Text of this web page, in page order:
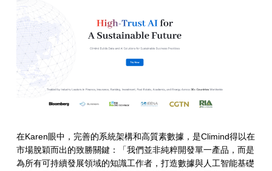
在Karen眼中，完善的系統架構和高質素數據，是Climind得以在
市場脫穎而出的致勝關鍵：「我們並非純粹開發單一產品，而是
為所有可持續發展領域的知識工作者，打造數據與人工智能基礎